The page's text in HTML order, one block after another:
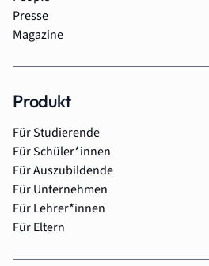
Presse
Magazine
Produkt
Für Studierende
Für Schüler*innen
Für Auszubildende
Für Unternehmen
Für Lehrer*innen
Für Eltern